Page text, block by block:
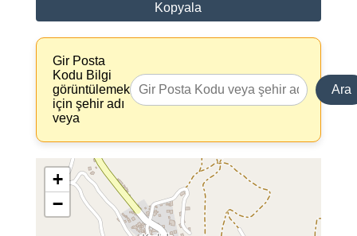
Kopyala
Gir Posta
Kodu Bilgi
görüntülemek
için şehir adı
veya
Ara
+
−